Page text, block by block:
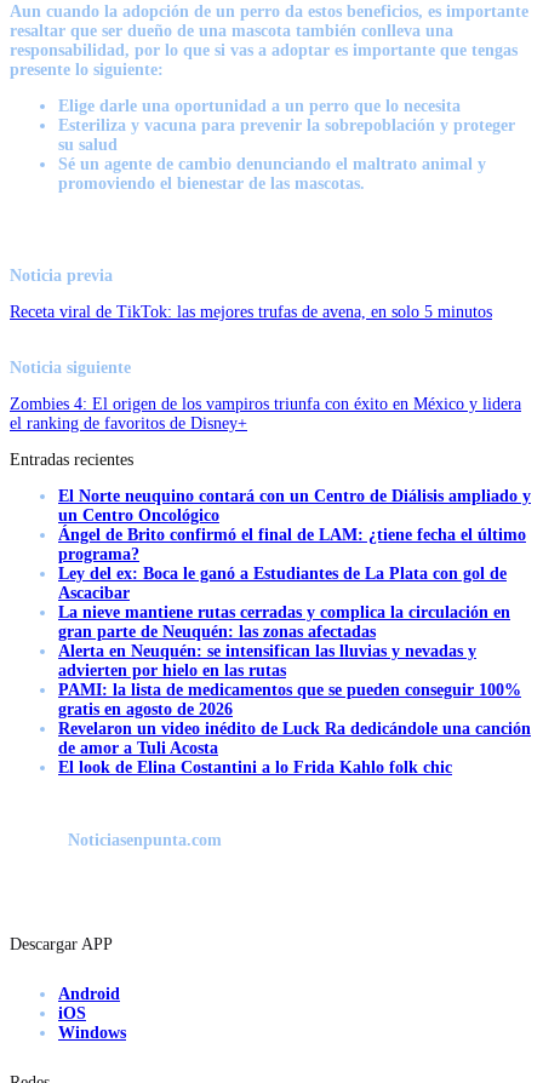
Aun cuando la adopción de un perro da estos beneficios, es importante
resaltar que ser dueño de una mascota también conlleva una
responsabilidad, por lo que si vas a adoptar es importante que tengas
presente lo siguiente:
Elige darle una oportunidad a un perro que lo necesita
Esteriliza y vacuna para prevenir la sobrepoblación y proteger
su salud
Sé un agente de cambio denunciando el maltrato animal y
promoviendo el bienestar de las mascotas.
Noticia previa
Receta viral de TikTok: las mejores trufas de avena, en solo 5 minutos
Noticia siguiente
Zombies 4: El origen de los vampiros triunfa con éxito en México y lidera
el ranking de favoritos de Disney+
Entradas recientes
El Norte neuquino contará con un Centro de Diálisis ampliado y
un Centro Oncológico
Ángel de Brito confirmó el final de LAM: ¿tiene fecha el último
programa?
Ley del ex: Boca le ganó a Estudiantes de La Plata con gol de
Ascacibar
La nieve mantiene rutas cerradas y complica la circulación en
gran parte de Neuquén: las zonas afectadas
Alerta en Neuquén: se intensifican las lluvias y nevadas y
advierten por hielo en las rutas
PAMI: la lista de medicamentos que se pueden conseguir 100%
gratis en agosto de 2026
Revelaron un video inédito de Luck Ra dedicándole una canción
de amor a Tuli Acosta
El look de Elina Costantini a lo Frida Kahlo folk chic
Noticiasenpunta.com
Descargar APP
Android
iOS
Windows